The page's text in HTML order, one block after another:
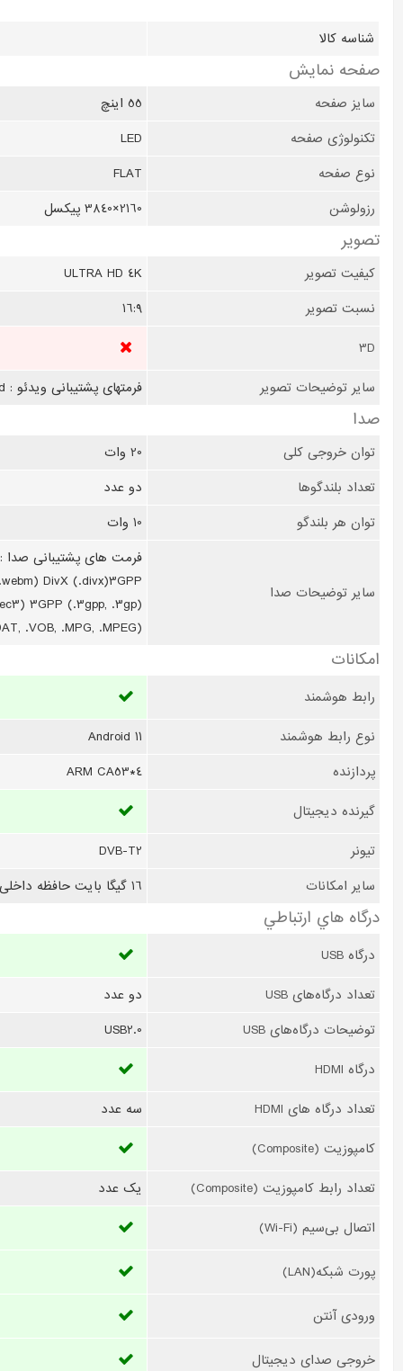
شناسه کالا
صفحه نمايش
سایز صفحه
55 اینچ
تکنولوژی صفحه
LED
نوع صفحه
FLAT
رزولوشن
2160×3840 پیکسل
تصوير
کیفیت تصویر
ULTRA HD 4K
نسبت تصویر
16:9
3D
سایر توضیحات تصویر
فرمتهای پشتیبانی ویدئو : MPEG1/2 MPEG4 H.263 H.264 H.265 VP8 VP9 Xvid
صدا
توان خروجی کلی
20 وات
تعداد بلندگوها
دو عدد
توان هر بلندگو
10 وات
سایر توضیحات صدا
DivX (.divx)3GPP
3GPP (.3gpp, .3gp)
.VOB, .MPG, .MPEG)
امکانات
رابط هوشمند
نوع رابط هوشمند
Android 11
پردازنده
ARM CA53*4
گیرنده دیجیتال
تیونر
DVB-T2
سایر امکانات
16 گیگا بایت حافظه داخلی - مجهز به تكنولوژی HDR10 - حافظه RAM تلویزیون 1.5 گیگابایت - پردازنده گرافیکی : Mali-G52
درگاه هاي ارتباطي
درگاه USB
تعداد درگاه‌های USB
دو عدد
توضیحات درگاه‌های USB
USB2.0
درگاه HDMI
تعداد درگاه های HDMI
سه عدد
کامپوزیت (Composite)
تعداد رابط کامپوزیت (Composite)
یک عدد
اتصال بی‌سیم (Wi-Fi)
پورت شبکه(LAN)
ورودی آنتن
خروجی صدای دیجیتال